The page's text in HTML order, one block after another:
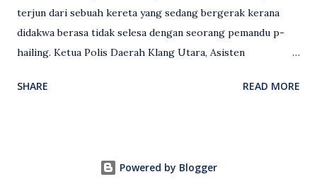
terjun dari sebuah kereta yang sedang bergerak kerana
didakwa berasa tidak selesa dengan seorang pemandu p-
hailing. Ketua Polis Daerah Klang Utara, Asisten
(2 Mei), berkata pemandu berusia 47 tahun itu telah
ketika pengadu sedang membawa dua penumpang. “Tiba-
SHARE READ MORE
Powered by Blogger